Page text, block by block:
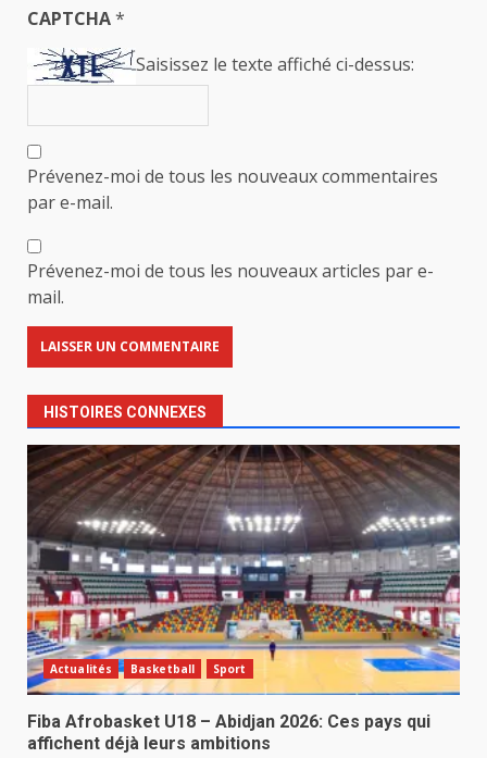
CAPTCHA*
Saisissez le texte affiché ci-dessus:
Prévenez-moi de tous les nouveaux commentaires
par e-mail.
Prévenez-moi de tous les nouveaux articles par e-
mail.
HISTOIRES CONNEXES
Actualités Basketball Sport
Fiba Afrobasket U18 – Abidjan 2026: Ces pays qui
affichent déjà leurs ambitions